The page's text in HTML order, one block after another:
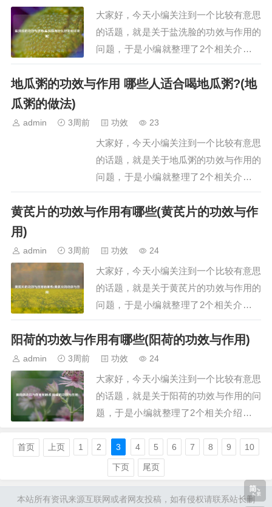
效，具体如下…
大家好，今天小编关注到一个比较有意思
的话题，就是关于盐洗脸的功效与作用的
问题，于是小编就整理了2个相关介绍盐
洗脸的功效与作用的解答，让我们一起看
看吧。文章目录：盐洗脸的功效与作用盐
效与作用盐洗脸具有清洁皮肤、抗菌消
循环的功效与作…
地瓜粥的功效与作用 哪些人适合喝地瓜粥?(地
瓜粥的做法)
admin 3周前 功效 23
大家好，今天小编关注到一个比较有意思
的话题，就是关于地瓜粥的功效与作用的
问题，于是小编就整理了2个相关介绍地
瓜粥的功效与作用的解答，让我们一起看
看吧。文章目录：地瓜粥的功效与作用
地瓜粥的功效与作用 哪些人适合喝地瓜
瓜粥？引言…
黄芪片的功效与作用有哪些(黄芪片的功效与作
用)
admin 3周前 功效 24
大家好，今天小编关注到一个比较有意思
的话题，就是关于黄芪片的功效与作用的
问题，于是小编就整理了2个相关介绍黄
芪片的功效与作用的解答，让我们一起看
看吧。文章目录：黄芪片的功效与作用有
哪些黄芪片的功效与作用一、黄芪片的功
效与作用有哪些黄芪片具有增强免疫功
能、保护心血管系统、抗氧化、…
阳荷的功效与作用有哪些(阳荷的功效与作用)
admin 3周前 功效 24
大家好，今天小编关注到一个比较有意思
的话题，就是关于阳荷的功效与作用的问
题，于是小编就整理了2个相关介绍阳荷
吧。文章目录：阳荷的功效与作用有哪些
阳荷的功效与作用一、阳荷的功效与作用
有哪些阳荷的功效与作用如下：一、营养
价值阳荷富含维生素、蛋白质、氨基酸、
首页 上页 1 2 3 4 5 6 7 8 9 10
下页 尾页
本站所有资讯来源互联网或者网友投稿，如有侵权请联系站长删